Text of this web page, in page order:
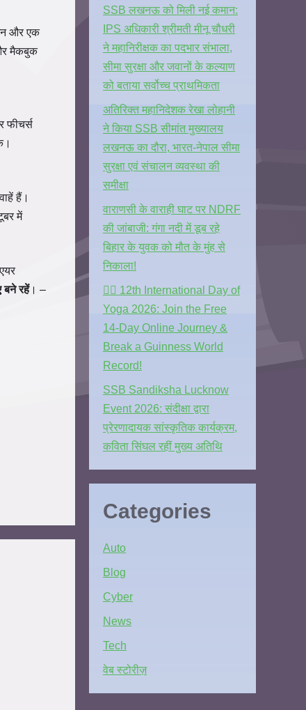
और एक
मैकबुक
फीचर्स
हैं।
में
बने रहें। –
SSB लखनऊ को मिली नई कमान:
IPS अधिकारी श्रीमती मीनू चौधरी
ने महानिरीक्षक का पदभार संभाला,
सीमा सुरक्षा और जवानों के कल्याण
को बताया सर्वोच्च प्राथमिकता
अतिरिक्त महानिदेशक रेखा लोहानी
ने किया SSB सीमांत मुख्यालय
लखनऊ का दौरा, भारत-नेपाल सीमा
सुरक्षा एवं संचालन व्यवस्था की
समीक्षा
वाराणसी के वाराही घाट पर NDRF
की जांबाजी: गंगा नदी में डूब रहे
बिहार के युवक को मौत के मुंह से
निकाला!
🧘‍♂️ 12th International Day of
Yoga 2026: Join the Free
14-Day Online Journey &
Break a Guinness World
Record!
SSB Sandiksha Lucknow
Event 2026: संदीक्षा द्वारा
प्रेरणादायक सांस्कृतिक कार्यक्रम,
कविता सिंघल रहीं मुख्य अतिथि
Categories
Auto
Blog
Cyber
News
Tech
वेब स्टोरीज़